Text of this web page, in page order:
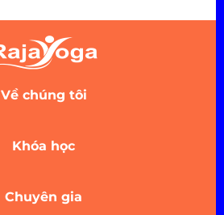
Về chúng tôi
Khóa học
Chuyên gia